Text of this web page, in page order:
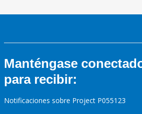
Manténgase
para recibir:
Notificaciones sobre Project P055123